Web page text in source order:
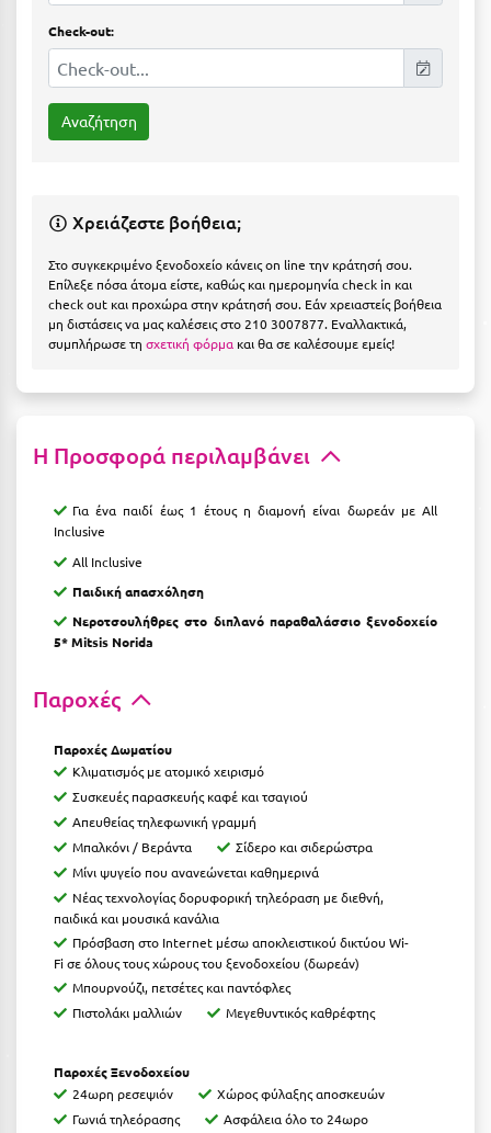
Καβάλα
Καλαμπάκα
Κάλυμνος
Καρδαμύλη
Κάρπαθος
Κάρυστος
Κασσάνδρα
Καστοριά
Κατερίνη
Κέα - Τζιά
Κερατέα
Κέρκυρα
Κεφαλονιά
Κοζάνη
Κομοτηνή
Κόνιτσα
Check-out:
Χρειάζεστε βοήθεια;
Στο συγκεκριμένο ξενοδοχείο κάνεις on line την κράτησή σου.
Επίλεξε πόσα άτομα είστε, καθώς και ημερομηνία check in και
check out και προχώρα στην κράτησή σου. Εάν χρειαστείς βοήθεια
μη διστάσεις να μας καλέσεις στο 210 3007877. Εναλλακτικά,
συμπλήρωσε τη σχετική φόρμα και θα σε καλέσουμε εμείς!
Η Προσφορά περιλαμβάνει
Για ένα παιδί έως 1 έτους η διαμονή είναι δωρεάν με All
Inclusive
All Inclusive
Παιδική απασχόληση
Νεροτσουλήθρες στο διπλανό παραθαλάσσιο ξενοδοχείο
5* Mitsis Norida
Παροχές
Παροχές Δωματίου
Κλιματισμός με ατομικό χειρισμό
Συσκευές παρασκευής καφέ και τσαγιού
Απευθείας τηλεφωνική γραμμή
Μπαλκόνι / Βεράντα
Σίδερο και σιδερώστρα
Μίνι ψυγείο που ανανεώνεται καθημερινά
Νέας τεχνολογίας δορυφορική τηλεόραση με διεθνή,
παιδικά και μουσικά κανάλια
Πρόσβαση στο Internet μέσω αποκλειστικού δικτύου Wi-
Fi σε όλους τους χώρους του ξενοδοχείου (δωρεάν)
Μπουρνούζι, πετσέτες και παντόφλες
Πιστολάκι μαλλιών
Μεγεθυντικός καθρέφτης
Παροχές Ξενοδοχείου
24ωρη ρεσεψιόν
Χώρος φύλαξης αποσκευών
Γωνιά τηλεόρασης
Ασφάλεια όλο το 24ωρο